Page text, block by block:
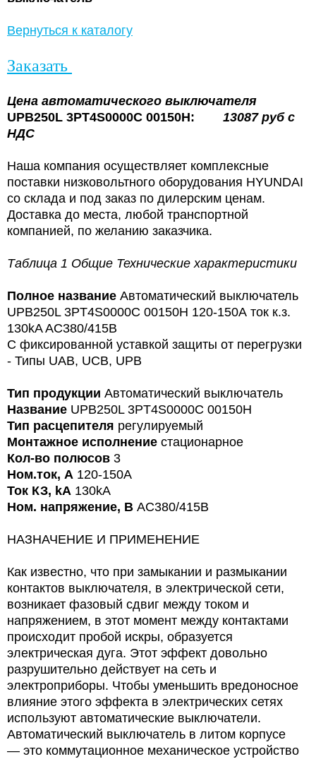
Вернуться к каталогу
Заказать
Цена автоматического выключателя
UPB250L 3PT4S0000C 00150H: 13087 руб с
НДС
Наша компания осуществляет комплексные
поставки низковольтного оборудования HYUNDAI
со склада и под заказ по дилерским ценам.
Доставка до места, любой транспортной
компанией, по желанию заказчика.
Таблица 1 Общие Технические характеристики
Полное название Автоматический выключатель
UPB250L 3PT4S0000C 00150H 120-150А ток к.з.
130kA AC380/415В
С фиксированной уставкой защиты от перегрузки
- Типы UAB, UCB, UPB
Тип продукции Автоматический выключатель
Название UPB250L 3PT4S0000C 00150H
Тип расцепителя регулируемый
Монтажное исполнение стационарное
Кол-во полюсов 3
Ном.ток, А 120-150A
Ток КЗ, kA 130kA
Ном. напряжение, В AC380/415В
НАЗНАЧЕНИЕ И ПРИМЕНЕНИЕ
Как известно, что при замыкании и размыкании
контактов выключателя, в электрической сети,
возникает фазовый сдвиг между током и
напряжением, в этот момент между контактами
происходит пробой искры, образуется
электрическая дуга. Этот эффект довольно
разрушительно действует на сеть и
электроприборы. Чтобы уменьшить вредоносное
влияние этого эффекта в электрических сетях
используют автоматические выключатели.
Автоматический выключатель в литом корпусе
— это коммутационное механическое устройство